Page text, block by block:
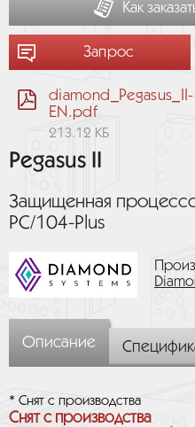
Как
Запрос
diamond_Pegasus_II-
EN.pdf
213.12 КБ
Pegasus II
Защищенная
PC/104-Plus
Описание
* Снят с производства
Снят с производства